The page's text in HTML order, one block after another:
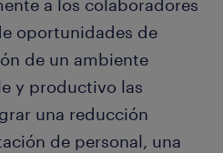
a los colaboradores
oportunidades de
de un ambiente
y productivo las
una reducción
de personal, una